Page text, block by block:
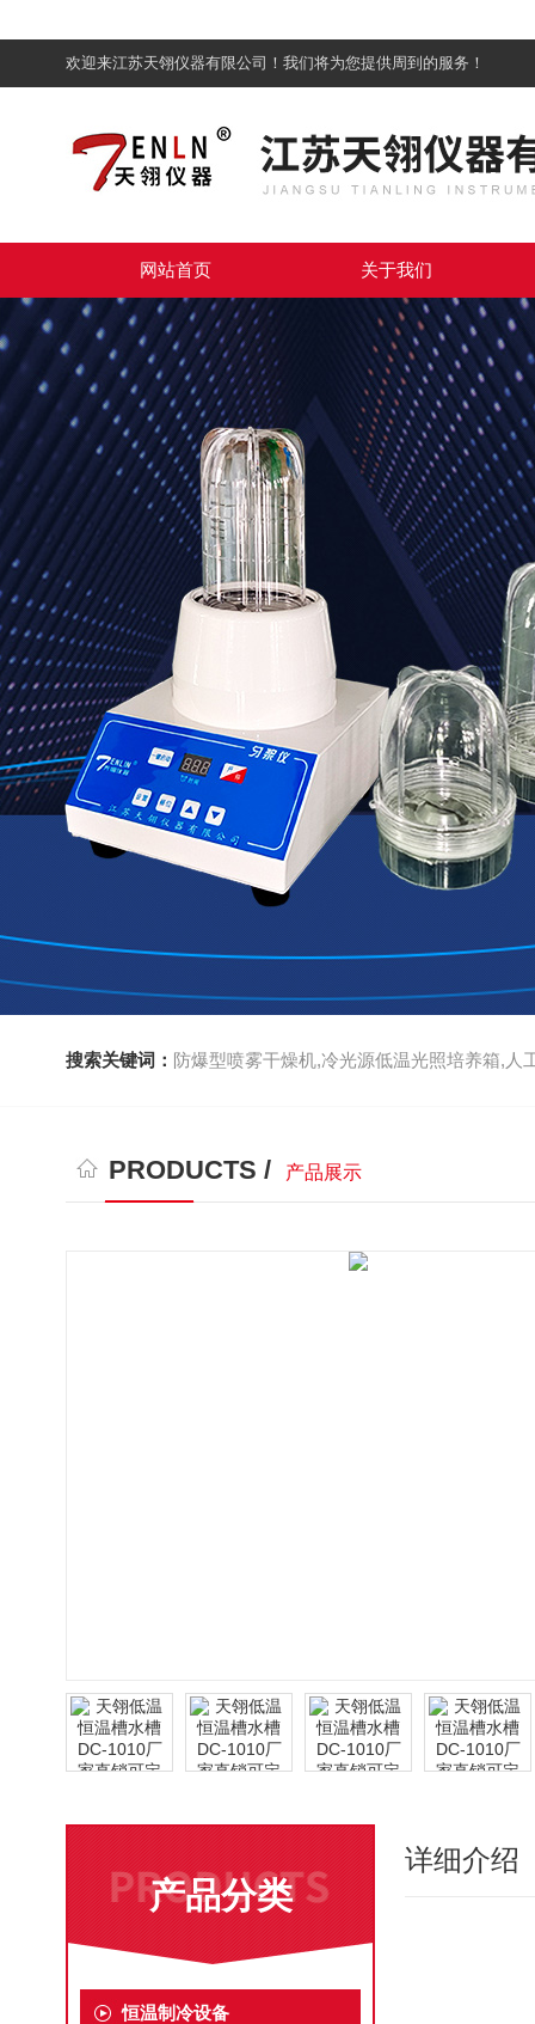
欢迎来江苏天翎仪器有限公司！我们将为您提供周到的服务！
网站首页 关于我们
搜索关键词： 防爆型喷雾干燥机,冷光源低温光照培养箱,人
PRODUCTS / 产品展示
产品分类
恒温制冷设备
详细介绍